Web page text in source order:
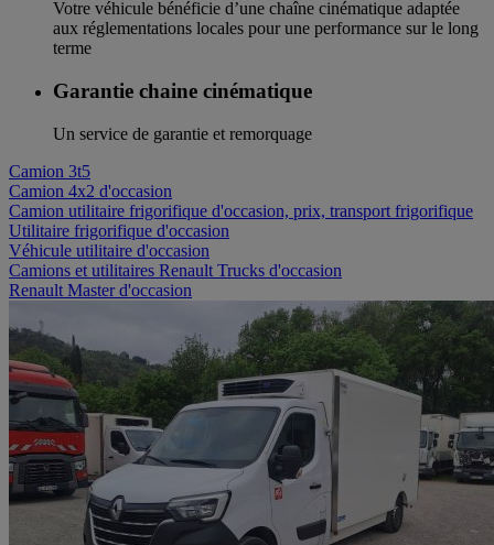
Votre véhicule bénéficie d’une chaîne cinématique adaptée
aux réglementations locales pour une performance sur le long
terme
Garantie chaine cinématique
Un service de garantie et remorquage
Camion 3t5
Camion 4x2 d'occasion
Camion utilitaire frigorifique d'occasion, prix, transport frigorifique
Utilitaire frigorifique d'occasion
Véhicule utilitaire d'occasion
Camions et utilitaires Renault Trucks d'occasion
Renault Master d'occasion